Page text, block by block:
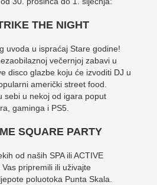
THE NIGHT
uvoda u ispraćaj Stare godine!
večernjoj zabavi u
disco glazbe koju će izvoditi DJ u
američki street food.
sebi u nekoj od igara poput
gaminga i PS5.
SQUARE PARTY
od naših SPA ili ACTIVE
pripremili ili uživajte
poluotoka Punta Skala.